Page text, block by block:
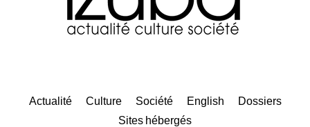
Actualité Culture Société English
Dossiers
Sites hébergés